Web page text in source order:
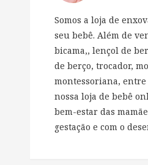
Somos a loja de
seu bebê. Além de
bicama,, lençol de
de berço, trocador,
montessoriana,
nossa loja de bebê
bem-estar das
gestação e com o